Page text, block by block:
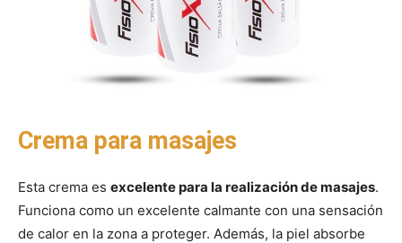
Crema para masajes
Esta crema es excelente para la realización de masajes.
Funciona como un excelente calmante con una sensación
de calor en la zona a proteger. Además, la piel absorbe